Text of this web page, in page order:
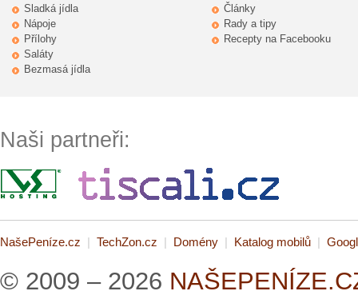
Sladká jídla
Nápoje
Přílohy
Saláty
Bezmasá jídla
Články
Rady a tipy
Recepty na Facebooku
Naši partneři:
NašePeníze.cz | TechZon.cz | Domény | Katalog mobilů |
© 2009 – 2026